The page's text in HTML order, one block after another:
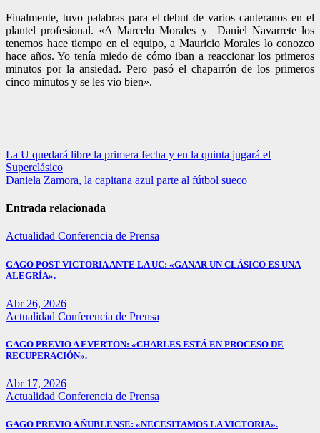
Finalmente, tuvo palabras para el debut de varios canteranos en el
plantel profesional. «A Marcelo Morales y Daniel Navarrete los
tenemos hace tiempo en el equipo, a Mauricio Morales lo conozco
hace años. Yo tenía miedo de cómo iban a reaccionar los primeros
minutos por la ansiedad. Pero pasó el chaparrón de los primeros
cinco minutos y se les vio bien».
Navegación
de
La U quedará libre la primera fecha y en la quinta jugará el
Superclásico
Daniela Zamora, la capitana azul parte al fútbol sueco
Entrada relacionada
Actualidad Conferencia de Prensa
GAGO POST VICTORIA ANTE LA UC: «GANAR UN CLÁSICO ES UNA
ALEGRÍA».
Abr 26, 2026
Actualidad Conferencia de Prensa
GAGO PREVIO A EVERTON: «CHARLES ESTÁ EN PROCESO DE
RECUPERACIÓN».
Abr 17, 2026
Actualidad Conferencia de Prensa
GAGO PREVIO A ÑUBLENSE: «NECESITAMOS LA VICTORIA».